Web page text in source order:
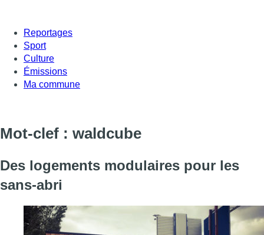
Reportages
Sport
Culture
Émissions
Ma commune
Mot-clef : waldcube
Des logements modulaires pour les
sans-abri